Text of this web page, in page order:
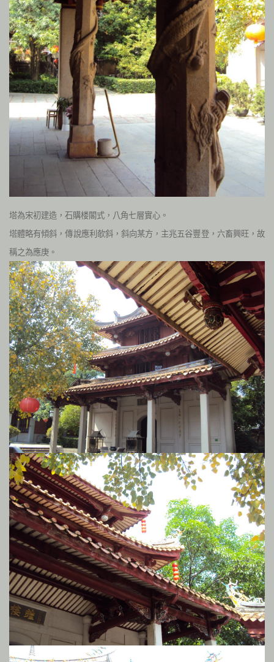
塔為宋初建造，石購楼閣式，八角七層實心。
塔體略有傾斜，傳說應利欹斜，斜向某方，主兆五谷豐登，六畜興旺，故
稱之為應庚。